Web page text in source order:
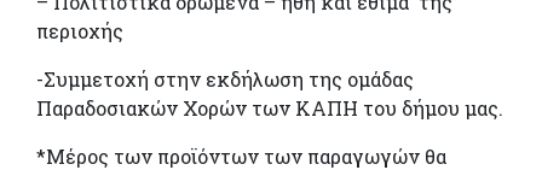
περιοχής
-Συμμετοχή στην εκδήλωση της ομάδας
Παραδοσιακών Χορών των ΚΑΠΗ του δήμου μας.
*Μέρος των προϊόντων των παραγωγών θα